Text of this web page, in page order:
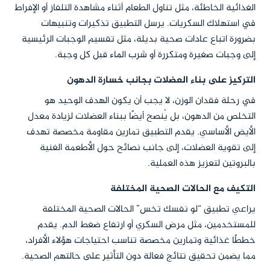
الغذائية الخاطئة، مثل تناول الطعام أثناء مشاهدة التلفاز أو الإفراط
في استهلاك السكريات. يرسل التطبيق تذكيرات وتنبيهات
بضرورة اتباع عادات صحية بديلة، مثل تقسيم الوجبات الرئيسية
إلى وجبات صغيرة ومتكررة أو شرب الماء قبل كل وجبة.
التركيز على بناء العضلات بجانب خسارة الدهون
في رحلة فقدان الوزن، لا يجب أن يكون الهدف الوحيد هو
التخلص من الدهون، بل يُنصح أيضًا ببناء العضلات لزيادة معدل
الأيض الأساسي. يقدم التطبيق تمارين مقاومة مخصصة تهدف
إلى تقوية العضلات، إلى جانب نصائح حول الأطعمة الغنية
بالبروتين لتعزيز هذه العملية.
التكيف مع الحالات الصحية المختلفة
يراعي تطبيق “لو نفسك تخس” الحالات الصحية المختلفة
للمستخدمين، مثل مرض السكري أو ارتفاع ضغط الدم. يقدم
خططًا غذائية وتمارين مخصصة تناسب احتياجات هؤلاء الأفراد،
مما يضمن تحقيق نتائج فعالة دون التأثير على حالتهم الصحية.